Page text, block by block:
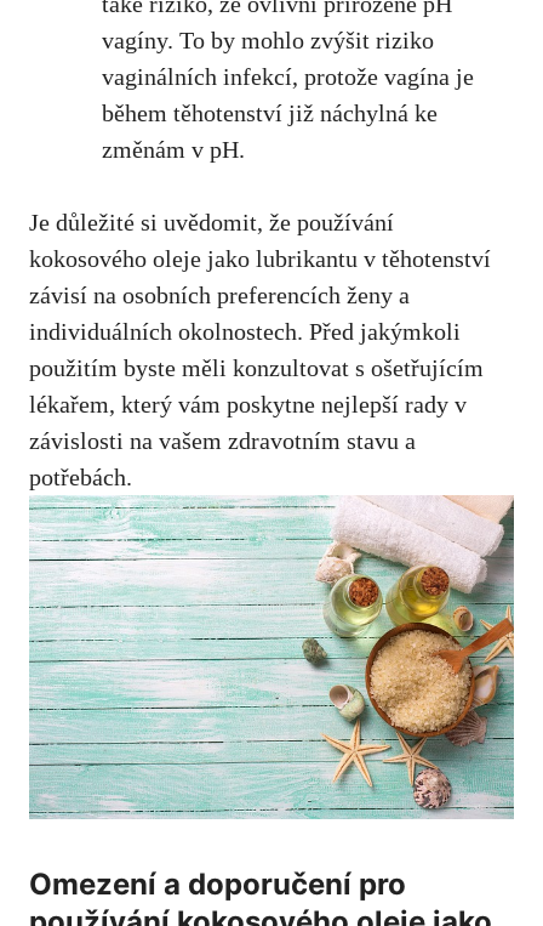
vagíny.⁢ To by mohlo zvýšit riziko
vaginálních infekcí, protože vagína je
během těhotenství ⁤již náchylná ke
změnám v pH.
Je důležité si uvědomit, že používání
kokosového oleje jako lubrikantu ⁢v těhotenství
‌závisí na osobních⁢ preferencích ženy a
individuálních okolnostech. Před​ jakýmkoli
použitím byste měli konzultovat s ošetřujícím
lékařem, který vám poskytne nejlepší rady v ⁣
závislosti na vašem⁤ zdravotním stavu a
potřebách.
Omezení a doporučení⁤ pro